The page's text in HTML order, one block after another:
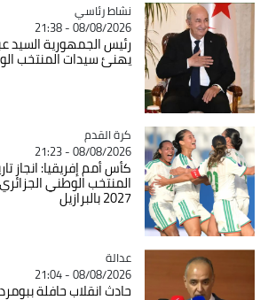
Catégorie
نشاط رئاسي
08/08/2026 - 21:38
رئيس الجمهورية السيد
يهنئ سيدات المنتخب
Catégorie
كرة القدم
08/08/2026 - 21:23
كأس أمم إفريقيا: انجاز
المنتخب الوطني الجزائري
2027 بالبرازيل
Catégorie
عدالة
08/08/2026 - 21:04
حادث انقلاب حافلة